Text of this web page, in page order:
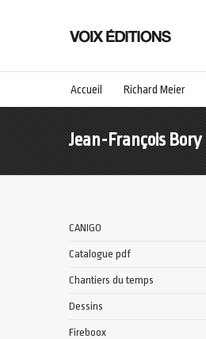
Accueil Richard Meier
Jean-François Bory
CANIGO
Catalogue pdf
Chantiers du temps
Dessins
Fireboox